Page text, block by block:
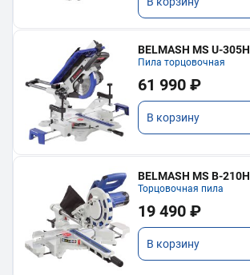
BELMASH MS U-305H
Пила торцовочная
61 990 ₽
В корзину
BELMASH MS B-210H
Торцовочная пила
19 490 ₽
В корзину